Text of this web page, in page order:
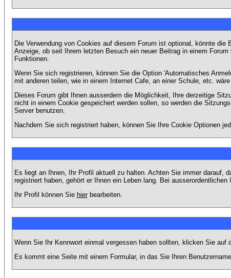
Die Verwendung von Cookies auf diesem Forum ist optional, könnte
Anzeige, ob seit Ihrem letzten Besuch ein neuer Beitrag in einem
Funktionen.
Wenn Sie sich registrieren, können Sie die Option 'Automatisches
mit anderen teilen, wie in einem Internet Cafe, an einer Schule, etc.
Dieses Forum gibt Ihnen ausserdem die Möglichkeit, Ihre derzeitige
nicht in einem Cookie gespeichert werden sollen, so werden die
Server benutzen.
Nachdem Sie sich registriert haben, können Sie Ihre Cookie Optionen
Es liegt an Ihnen, Ihr Profil aktuell zu halten. Achten Sie immer darauf,
registriert haben, gehört er Ihnen ein Leben lang. Bei
Ihr Profil können Sie hierbearbeiten.
Wenn Sie Ihr Kennwort einmal vergessen haben sollten, klicken Sie auf
Es kommt eine Seite mit einem Formular, in das Sie Ihren